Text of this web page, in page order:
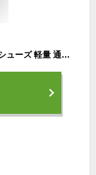
スニーカー ランニングシューズ メンズ レディース シューズ 軽量 通気 スポーツシューズ ウォーキング 男女兼用 送料無料 赤字覚悟